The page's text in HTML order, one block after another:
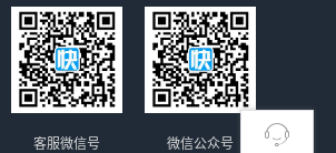
微信公众号
客服微信号